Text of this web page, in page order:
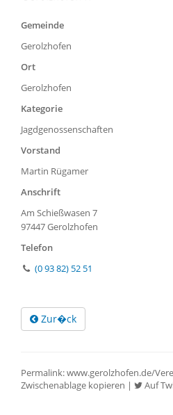
Gemeinde
Gerolzhofen
Ort
Gerolzhofen
Kategorie
Jagdgenossenschaften
Vorstand
Martin Rügamer
Anschrift
Am Schießwasen 7
97447 Gerolzhofen
Telefon
(0 93 82) 52 51
Zur�ck
Permalink:www.gerolzhofen.de/
Zwischenablage kopieren | Auf